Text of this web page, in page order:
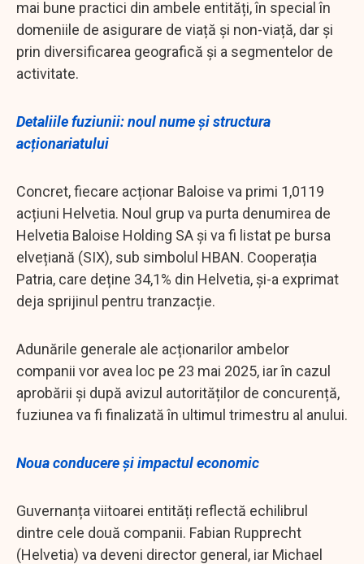
mai bune practici din ambele entități, în special în
domeniile de asigurare de viață și non-viață, dar și
prin diversificarea geografică și a segmentelor de
activitate.
Detaliile fuziunii: noul nume și structura
acționariatului
Concret, fiecare acționar Baloise va primi 1,0119
acțiuni Helvetia. Noul grup va purta denumirea de
Helvetia Baloise Holding SA și va fi listat pe bursa
elvețiană (SIX), sub simbolul HBAN. Cooperația
Patria, care deține 34,1% din Helvetia, și-a exprimat
deja sprijinul pentru tranzacție.
Adunările generale ale acționarilor ambelor
companii vor avea loc pe 23 mai 2025, iar în cazul
aprobării și după avizul autorităților de concurență,
fuziunea va fi finalizată în ultimul trimestru al anului.
Noua conducere și impactul economic
Guvernanța viitoarei entități reflectă echilibrul
dintre cele două companii. Fabian Rupprecht
(Helvetia) va deveni director general, iar Michael